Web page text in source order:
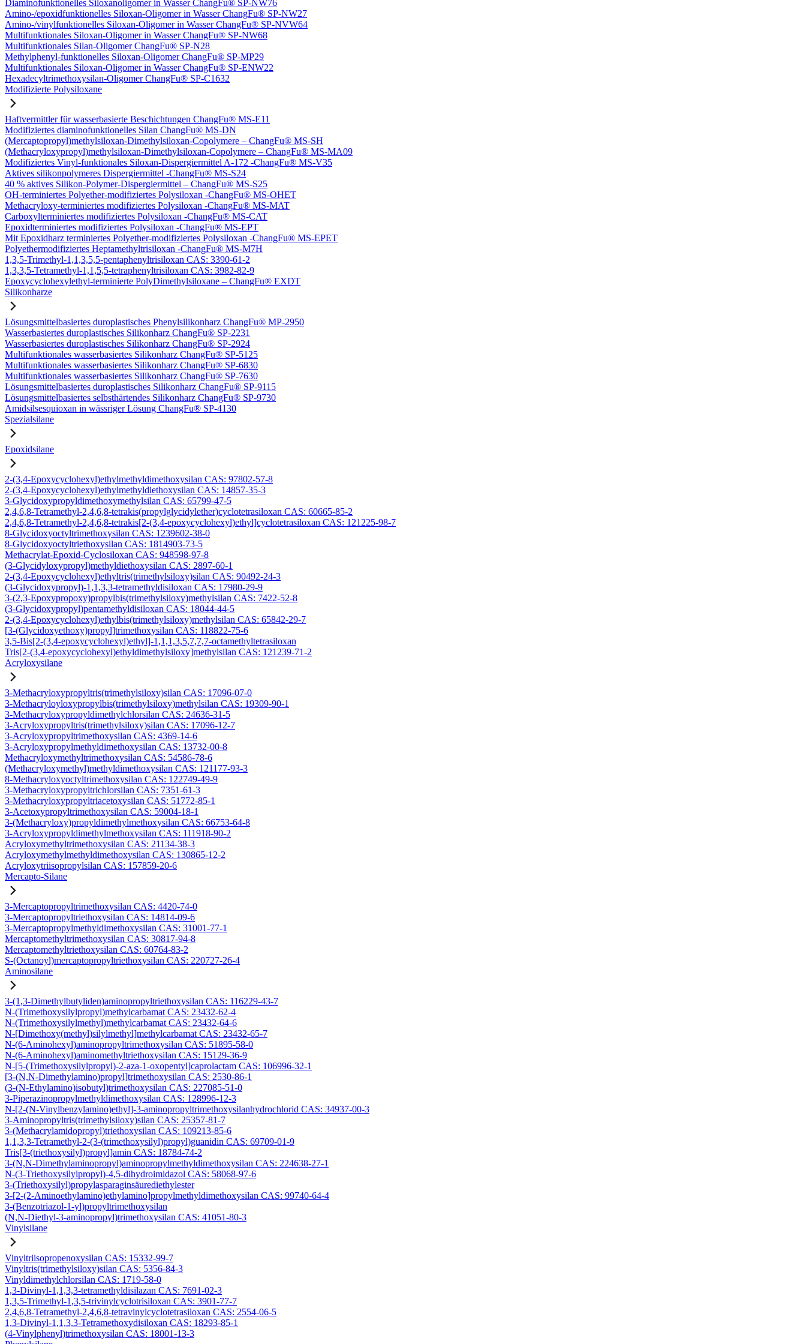
Diaminofunktionelles Siloxanoligomer in Wasser ChangFu® SP-NW76
Amino-/epoxidfunktionelles Siloxan-Oligomer in Wasser ChangFu® SP-NW27
Amino-/vinylfunktionelles Siloxan-Oligomer in Wasser ChangFu® SP-NVW64
Multifunktionales Siloxan-Oligomer in Wasser ChangFu® SP-NW68
Multifunktionales Silan-Oligomer ChangFu® SP-N28
Methylphenyl-funktionelles Siloxan-Oligomer ChangFu® SP-MP29
Multifunktionales Siloxan-Oligomer in Wasser ChangFu® SP-ENW22
Hexadecyltrimethoxysilan-Oligomer ChangFu® SP-C1632
Modifizierte Polysiloxane
Haftvermittler für wasserbasierte Beschichtungen ChangFu® MS-E11
Modifiziertes diaminofunktionelles Silan ChangFu® MS-DN
(Mercaptopropyl)methylsiloxan-Dimethylsiloxan-Copolymere – ChangFu® MS-SH
(Methacryloxypropyl)methylsiloxan-Dimethylsiloxan-Copolymere – ChangFu® MS-MA09
Modifiziertes Vinyl-funktionales Siloxan-Dispergiermittel A-172 -ChangFu® MS-V35
Aktives silikonpolymeres Dispergiermittel -ChangFu® MS-S24
40 % aktives Silikon-Polymer-Dispergiermittel – ChangFu® MS-S25
OH-terminiertes Polyether-modifiziertes Polysiloxan -ChangFu® MS-OHET
Methacryloxy-terminiertes modifiziertes Polysiloxan -ChangFu® MS-MAT
Carboxylterminiertes modifiziertes Polysiloxan -ChangFu® MS-CAT
Epoxidterminiertes modifiziertes Polysiloxan -ChangFu® MS-EPT
Mit Epoxidharz terminiertes Polyether-modifiziertes Polysiloxan -ChangFu® MS-EPET
Polyethermodifiziertes Heptamethyltrisiloxan -ChangFu® MS-M7H
1,3,5-Trimethyl-1,1,3,5,5-pentaphenyltrisiloxan CAS: 3390-61-2
1,3,3,5-Tetramethyl-1,1,5,5-tetraphenyltrisiloxan CAS: 3982-82-9
Epoxycyclohexylethyl-terminierte PolyDimethylsiloxane – ChangFu® EXDT
Silikonharze
Lösungsmittelbasiertes duroplastisches Phenylsilikonharz ChangFu® MP-2950
Wasserbasiertes duroplastisches Silikonharz ChangFu® SP-2231
Wasserbasiertes duroplastisches Silikonharz ChangFu® SP-2924
Multifunktionales wasserbasiertes Silikonharz ChangFu® SP-5125
Multifunktionales wasserbasiertes Silikonharz ChangFu® SP-6830
Multifunktionales wasserbasiertes Silikonharz ChangFu® SP-7630
Lösungsmittelbasiertes duroplastisches Silikonharz ChangFu® SP-9115
Lösungsmittelbasiertes selbsthärtendes Silikonharz ChangFu® SP-9730
Amidsilsesquioxan in wässriger Lösung ChangFu® SP-4130
Spezialsilane
Epoxidsilane
2-(3,4-Epoxycyclohexyl)ethylmethyldimethoxysilan CAS: 97802-57-8
2-(3,4-Epoxycyclohexyl)ethylmethyldiethoxysilan CAS: 14857-35-3
3-Glycidoxypropyldimethoxymethylsilan CAS: 65799-47-5
2,4,6,8-Tetramethyl-2,4,6,8-tetrakis(propylglycidylether)cyclotetrasiloxan CAS: 60665-85-2
2,4,6,8-Tetramethyl-2,4,6,8-tetrakis[2-(3,4-epoxycyclohexyl)ethyl]cyclotetrasiloxan CAS: 121225-98-7
8-Glycidoxyoctyltrimethoxysilan CAS: 1239602-38-0
8-Glycidoxyoctyltriethoxysilan CAS: 1814903-73-5
Methacrylat-Epoxid-Cyclosiloxan CAS: 948598-97-8
(3-Glycidyloxypropyl)methyldiethoxysilan CAS: 2897-60-1
2-(3,4-Epoxycyclohexyl)ethyltris(trimethylsiloxy)silan CAS: 90492-24-3
(3-Glycidoxypropyl)-1,1,3,3-tetramethyldisiloxan CAS: 17980-29-9
3-(2,3-Epoxypropoxy)propylbis(trimethylsiloxy)methylsilan CAS: 7422-52-8
(3-Glycidoxypropyl)pentamethyldisiloxan CAS: 18044-44-5
2-(3,4-Epoxycyclohexyl)ethylbis(trimethylsiloxy)methylsilan CAS: 65842-29-7
[3-(Glycidoxyethoxy)propyl]trimethoxysilan CAS: 118822-75-6
3,5-Bis[2-(3,4-epoxycyclohexyl)ethyl]-1,1,1,3,5,7,7,7-octamethyltetrasiloxan
Tris[2-(3,4-epoxycyclohexyl)ethyldimethylsiloxy]methylsilan CAS: 121239-71-2
Acryloxysilane
3-Methacryloxypropyltris(trimethylsiloxy)silan CAS: 17096-07-0
3-Methacryloyloxypropylbis(trimethylsiloxy)methylsilan CAS: 19309-90-1
3-Methacryloxypropyldimethylchlorsilan CAS: 24636-31-5
3-Acryloxypropyltris(trimethylsiloxy)silan CAS: 17096-12-7
3-Acryloxypropyltrimethoxysilan CAS: 4369-14-6
3-Acryloxypropylmethyldimethoxysilan CAS: 13732-00-8
Methacryloxymethyltrimethoxysilan CAS: 54586-78-6
(Methacryloxymethyl)methyldimethoxysilan CAS: 121177-93-3
8-Methacryloxyoctyltrimethoxysilan CAS: 122749-49-9
3-Methacryloxypropyltrichlorsilan CAS: 7351-61-3
3-Methacryloxypropyltriacetoxysilan CAS: 51772-85-1
3-Acetoxypropyltrimethoxysilan CAS: 59004-18-1
3-(Methacryloxy)propyldimethylmethoxysilan CAS: 66753-64-8
3-Acryloxypropyldimethylmethoxysilan CAS: 111918-90-2
Acryloxymethyltrimethoxysilan CAS: 21134-38-3
Acryloxymethylmethyldimethoxysilan CAS: 130865-12-2
Acryloxytriisopropylsilan CAS: 157859-20-6
Mercapto-Silane
3-Mercaptopropyltrimethoxysilan CAS: 4420-74-0
3-Mercaptopropyltriethoxysilan CAS: 14814-09-6
3-Mercaptopropylmethyldimethoxysilan CAS: 31001-77-1
Mercaptomethyltrimethoxysilan CAS: 30817-94-8
Mercaptomethyltriethoxysilan CAS: 60764-83-2
S-(Octanoyl)mercaptopropyltriethoxysilan CAS: 220727-26-4
Aminosilane
3-(1,3-Dimethylbutyliden)aminopropyltriethoxysilan CAS: 116229-43-7
N-(Trimethoxysilylpropyl)methylcarbamat CAS: 23432-62-4
N-(Trimethoxysilylmethyl)methylcarbamat CAS: 23432-64-6
N-[Dimethoxy(methyl)silylmethyl]methylcarbamat CAS: 23432-65-7
N-(6-Aminohexyl)aminopropyltrimethoxysilan CAS: 51895-58-0
N-(6-Aminohexyl)aminomethyltriethoxysilan CAS: 15129-36-9
N-[5-(Trimethoxysilylpropyl)-2-aza-1-oxopentyl]caprolactam CAS: 106996-32-1
[3-(N,N-Dimethylamino)propyl]trimethoxysilan CAS: 2530-86-1
(3-(N-Ethylamino)isobutyl)trimethoxysilan CAS: 227085-51-0
3-Piperazinopropylmethyldimethoxysilan CAS: 128996-12-3
N-[2-(N-Vinylbenzylamino)ethyl]-3-aminopropyltrimethoxysilanhydrochlorid CAS: 34937-00-3
3-Aminopropyltris(trimethylsiloxy)silan CAS: 25357-81-7
3-(Methacrylamidopropyl)triethoxysilan CAS: 109213-85-6
1,1,3,3-Tetramethyl-2-(3-(trimethoxysilyl)propyl)guanidin CAS: 69709-01-9
Tris[3-(triethoxysilyl)propyl]amin CAS: 18784-74-2
3-(N,N-Dimethylaminopropyl)aminopropylmethyldimethoxysilan CAS: 224638-27-1
N-(3-Triethoxysilylpropyl)-4,5-dihydroimidazol CAS: 58068-97-6
3-(Triethoxysilyl)propylasparaginsäurediethylester
3-[2-(2-Aminoethylamino)ethylamino]propylmethyldimethoxysilan CAS: 99740-64-4
3-(Benzotriazol-1-yl)propyltrimethoxysilan
(N,N-Diethyl-3-aminopropyl)trimethoxysilan CAS: 41051-80-3
Vinylsilane
Vinyltriisopropenoxysilan CAS: 15332-99-7
Vinyltris(trimethylsiloxy)silan CAS: 5356-84-3
Vinyldimethylchlorsilan CAS: 1719-58-0
1,3-Divinyl-1,1,3,3-tetramethyldisilazan CAS: 7691-02-3
1,3,5-Trimethyl-1,3,5-trivinylcyclotrisiloxan CAS: 3901-77-7
2,4,6,8-Tetramethyl-2,4,6,8-tetravinylcyclotetrasiloxan CAS: 2554-06-5
1,3-Divinyl-1,1,3,3-Tetramethoxydisiloxan CAS: 18293-85-1
(4-Vinylphenyl)trimethoxysilan CAS: 18001-13-3